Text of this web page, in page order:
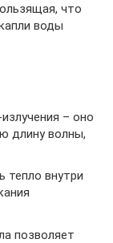
что
воды
– оно
длину волны,
тепло внутри
позволяет